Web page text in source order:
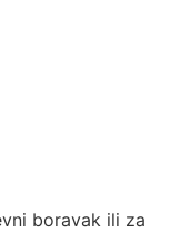
boravak ili za